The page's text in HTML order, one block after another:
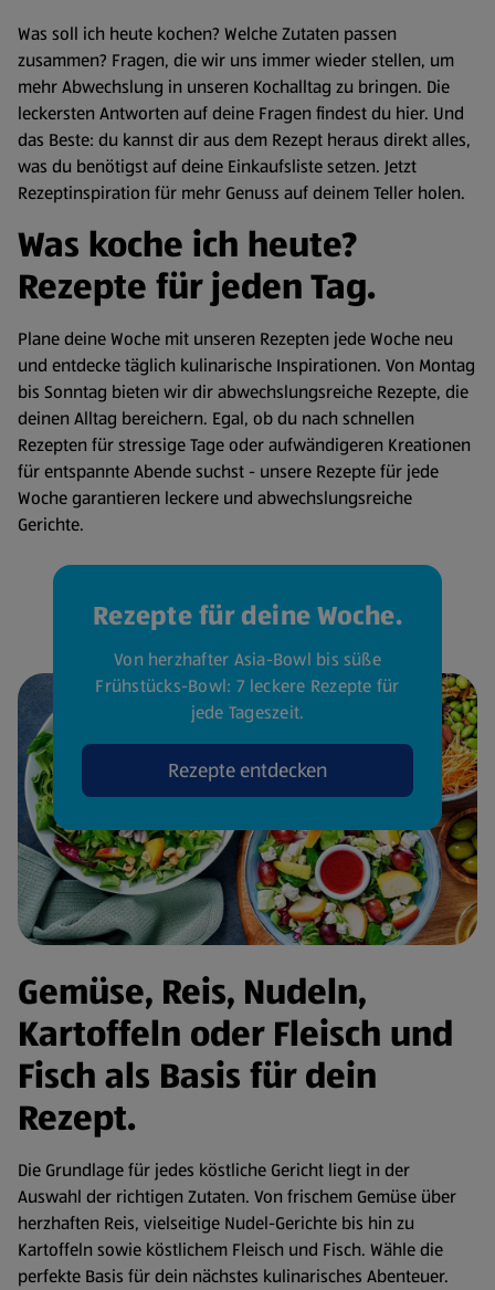
Was soll ich heute kochen? Welche Zutaten passen
zusammen? Fragen, die wir uns immer wieder stellen, um
mehr Abwechslung in unseren Kochalltag zu bringen. Die
leckersten Antworten auf deine Fragen findest du hier. Und
das Beste: du kannst dir aus dem Rezept heraus direkt alles,
was du benötigst auf deine Einkaufsliste setzen. Jetzt
Rezeptinspiration für mehr Genuss auf deinem Teller holen.
Was koche ich heute?
Rezepte für jeden Tag.
Plane deine Woche mit unseren Rezepten jede Woche neu
und entdecke täglich kulinarische Inspirationen. Von Montag
bis Sonntag bieten wir dir abwechslungsreiche Rezepte, die
deinen Alltag bereichern. Egal, ob du nach schnellen
Rezepten für stressige Tage oder aufwändigeren Kreationen
für entspannte Abende suchst - unsere Rezepte für jede
Woche garantieren leckere und abwechslungsreiche
Gerichte.
Rezepte für deine Woche.
Von herzhafter Asia-Bowl bis süße
Frühstücks-Bowl: 7 leckere Rezepte für
jede Tageszeit.
Rezepte entdecken
Gemüse, Reis, Nudeln,
Kartoffeln oder Fleisch und
Fisch als Basis für dein
Rezept.
Die Grundlage für jedes köstliche Gericht liegt in der
Auswahl der richtigen Zutaten. Von frischem Gemüse über
herzhaften Reis, vielseitige Nudel-Gerichte bis hin zu
Kartoffeln sowie köstlichem Fleisch und Fisch. Wähle die
perfekte Basis für dein nächstes kulinarisches Abenteuer.